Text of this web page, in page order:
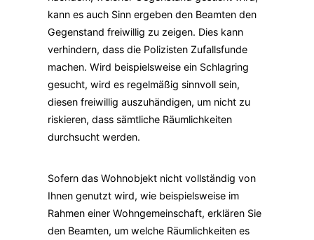
kann es auch Sinn ergeben den Beamten den
Gegenstand freiwillig zu zeigen. Dies kann
verhindern, dass die Polizisten Zufallsfunde
machen. Wird beispielsweise ein Schlagring
gesucht, wird es regelmäßig sinnvoll sein,
diesen freiwillig auszuhändigen, um nicht zu
riskieren, dass sämtliche Räumlichkeiten
durchsucht werden.
Sofern das Wohnobjekt nicht vollständig von
Ihnen genutzt wird, wie beispielsweise im
Rahmen einer Wohngemeinschaft, erklären Sie
den Beamten, um welche Räumlichkeiten es